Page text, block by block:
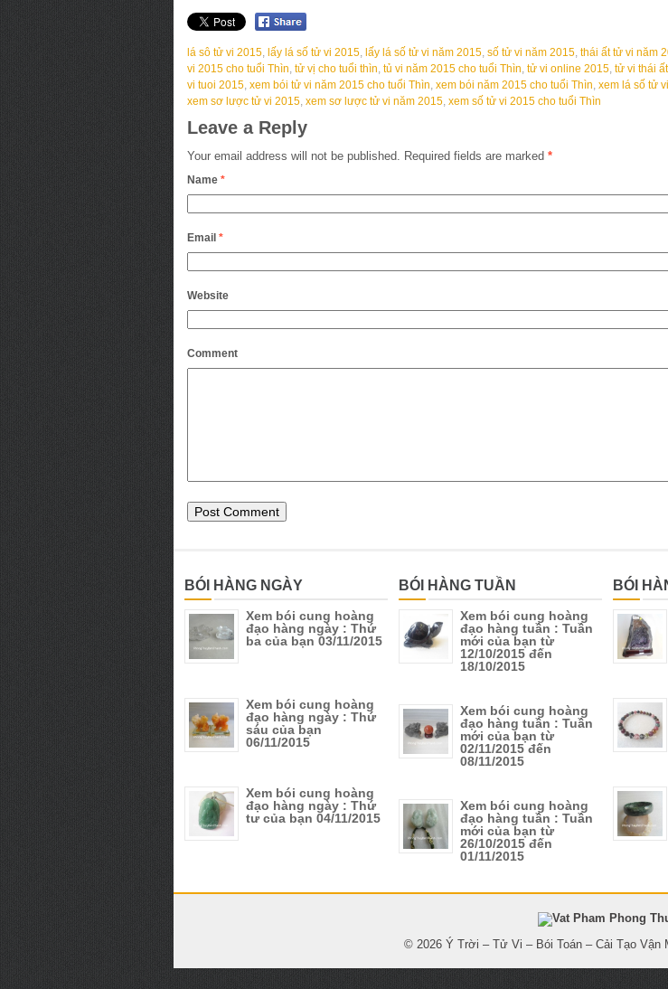
lá sô tử vi 2015, lấy lá số tử vi 2015, lấy lá số tử vi năm 2015, số tử vi năm 2015, thái ất tử vi năm
vi 2015 cho tuổi Thìn, tử vị cho tuổi thìn, tủ vi năm 2015 cho tuổi Thìn, tử vi online 2015, tử vi thái
vi tuoi 2015, xem bói tử vi năm 2015 cho tuổi Thìn, xem bói năm 2015 cho tuổi Thìn, xem lá số tử
xem sơ lược tử vi 2015, xem sơ lược tử vi năm 2015, xem số tử vi 2015 cho tuổi Thìn
Leave a Reply
Your email address will not be published. Required fields are marked *
Name *
Email *
Website
Comment
BÓI HÀNG NGÀY
Xem bói cung hoàng
đạo hàng ngày : Thứ
ba của bạn 03/11/2015
Xem bói cung hoàng
đạo hàng ngày : Thứ
sáu của bạn
06/11/2015
Xem bói cung hoàng
đạo hàng ngày : Thứ
tư của bạn 04/11/2015
BÓI HÀNG TUẦN
Xem bói cung hoàng
đạo hàng tuần : Tuần
mới của bạn từ
12/10/2015 đến
18/10/2015
Xem bói cung hoàng
đạo hàng tuần : Tuần
mới của bạn từ
02/11/2015 đến
08/11/2015
Xem bói cung hoàng
đạo hàng tuần : Tuần
mới của bạn từ
26/10/2015 đến
01/11/2015
BÓI
© 2026 Ý Trời – Tử Vi – Bói Toán – Cải Tạo Vận